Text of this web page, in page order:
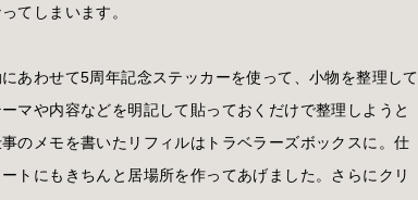
てしまいます。
あわせて5周年記念ステッカーを使って、小物を整理して
マや内容などを明記して貼っておくだけで整理しようと
のメモを書いたリフィルはトラベラーズボックスに。仕
トにもきちんと居場所を作ってあげました。さらにクリ